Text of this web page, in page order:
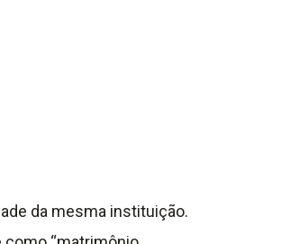
da mesma instituição.